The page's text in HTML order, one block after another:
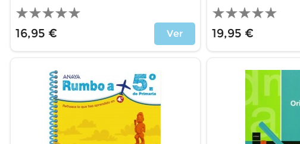
16,95 € Ver 19,95 €